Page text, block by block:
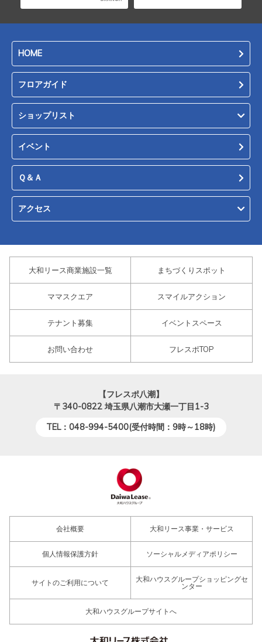
HOME
フロアガイド
ショップリスト
イベント
Ｑ＆Ａ
アクセス
大和リース商業施設一覧 まちづくりスポット
ママスクエア スマイルアクション
テナント募集 イベントスペース
お問い合わせ フレスポTOP
【フレスポ八潮】
〒340-0822 埼玉県八潮市大瀬一丁目1-3
TEL：048-994-5400(受付時間：9時～18時)
会社概要 大和リース事業・サービス
個人情報保護方針 ソーシャルメディアポリシー
サイトのご利用について
大和ハウスグループショッピングセ
ンター
大和ハウスグループサイトへ